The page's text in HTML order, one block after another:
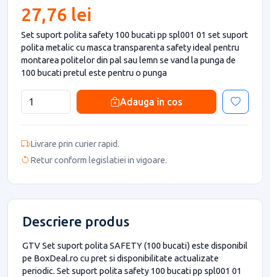
27,76 lei
Set suport polita safety 100 bucati pp spl001 01 set suport
polita metalic cu masca transparenta safety ideal pentru
montarea politelor din pal sau lemn se vand la punga de
100 bucati pretul este pentru o punga
Adauga in cos
Livrare prin curier rapid.
Retur conform legislatiei in vigoare.
Descriere produs
GTV Set suport polita SAFETY (100 bucati) este disponibil
pe BoxDeal.ro cu pret si disponibilitate actualizate
periodic. Set suport polita safety 100 bucati pp spl001 01